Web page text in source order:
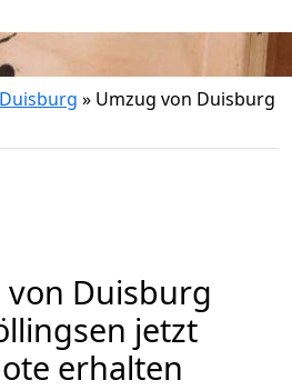
» Umzug von Duisburg
von Duisburg
jetzt
erhalten